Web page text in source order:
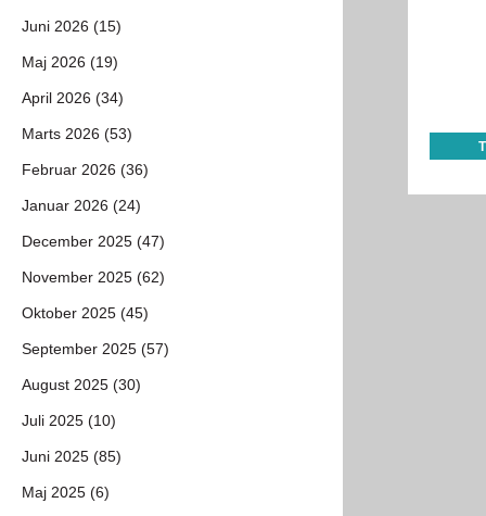
Juni 2026 (15)
Maj 2026 (19)
April 2026 (34)
Marts 2026 (53)
Februar 2026 (36)
Januar 2026 (24)
December 2025 (47)
November 2025 (62)
Oktober 2025 (45)
September 2025 (57)
August 2025 (30)
Juli 2025 (10)
Juni 2025 (85)
Maj 2025 (6)